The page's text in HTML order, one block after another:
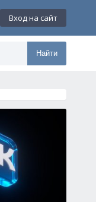
Вход на сайт
Найти